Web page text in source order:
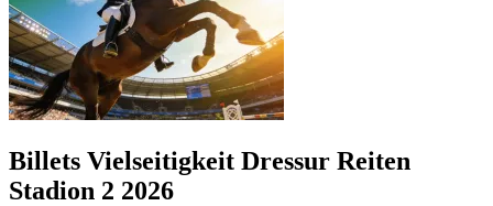
Billets Vielseitigkeit Dressur Reiten
Stadion 2 2026